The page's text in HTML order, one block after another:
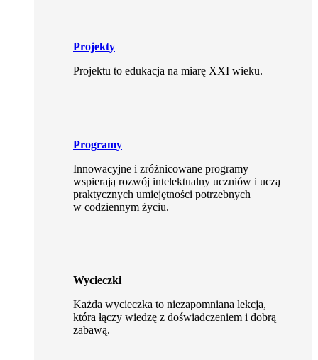
Projekty
Projektu to edukacja na miarę XXI wieku.
Programy
Innowacyjne i zróżnicowane programy
wspierają rozwój intelektualny uczniów i uczą
praktycznych umiejętności potrzebnych
w codziennym życiu.
Wycieczki
Każda wycieczka to niezapomniana lekcja,
która łączy wiedzę z doświadczeniem i dobrą
zabawą.